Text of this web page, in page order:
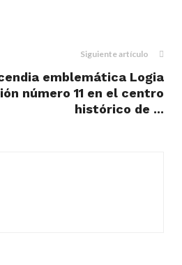
Siguiente artículo
emblemática Logia
número 11 en el centro
histórico de ...